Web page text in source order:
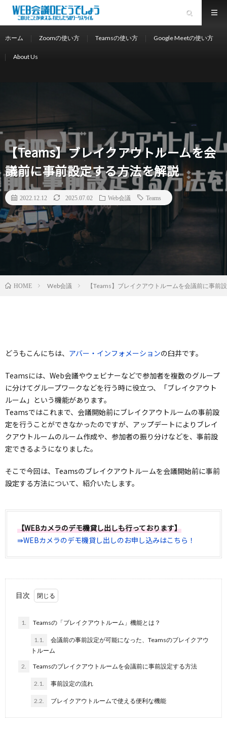
ホーム Zoomの使い方 Teamsの使い方 Google Meetの使い方
About Us
【Teams】ブレイクアウトルームを会
議前に事前設定する方法を解説
2022.12.12 2025.07.02 Web会議 Teams
HOME Web会議 【Teams】ブレイクアウトルームを会議前に事前
どうもこんにちは、 アバー・インフォメーションの臼井です。
Teamsには、Web会議やウェビナーなどで参加者を複数のグループ
に分けてグループワークなどを行う時に役立つ、「ブレイクアウト
ルーム」という機能があります。
Teamsではこれまで、会議開始前にブレイクアウトルームの事前設
定を行うことができなかったのですが、アップデートによりブレイ
クアウトルームのルーム作成や、参加者の振り分けなどを、事前設
定できるようになりました。
そこで今回は、Teamsのブレイクアウトルームを会議開始前に事前
設定する方法について、紹介いたします。
【WEBカメラのデモ機貸し出しも行っております】
⇛WEBカメラのデモ機貸し出しのお申し込みはこちら！
目次
1. Teamsの「ブレイクアウトルーム」機能とは？
1.1.
会議前の事前設定が可能になった、Teamsのブレイクアウ
トルーム
2. Teamsのブレイクアウトルームを会議前に事前設定する方法
2.1. 事前設定の流れ
2.2. ブレイクアウトルームで使える便利な機能